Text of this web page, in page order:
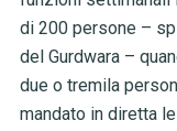
di 200 persone –
del Gurdwara –
due o tremila
mandato in diretta